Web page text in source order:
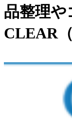
品整理や
CLEAR